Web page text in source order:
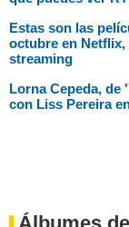
Estas son las
octubre en
streaming
Lorna Cepeda, de
con Liss Pereira